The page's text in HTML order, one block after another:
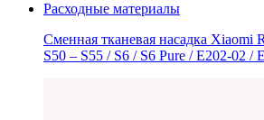
Расходные материалы
Сменная тканевая насадка Xiaomi
S50 – S55 / S6 / S6 Pure / E202-02 /